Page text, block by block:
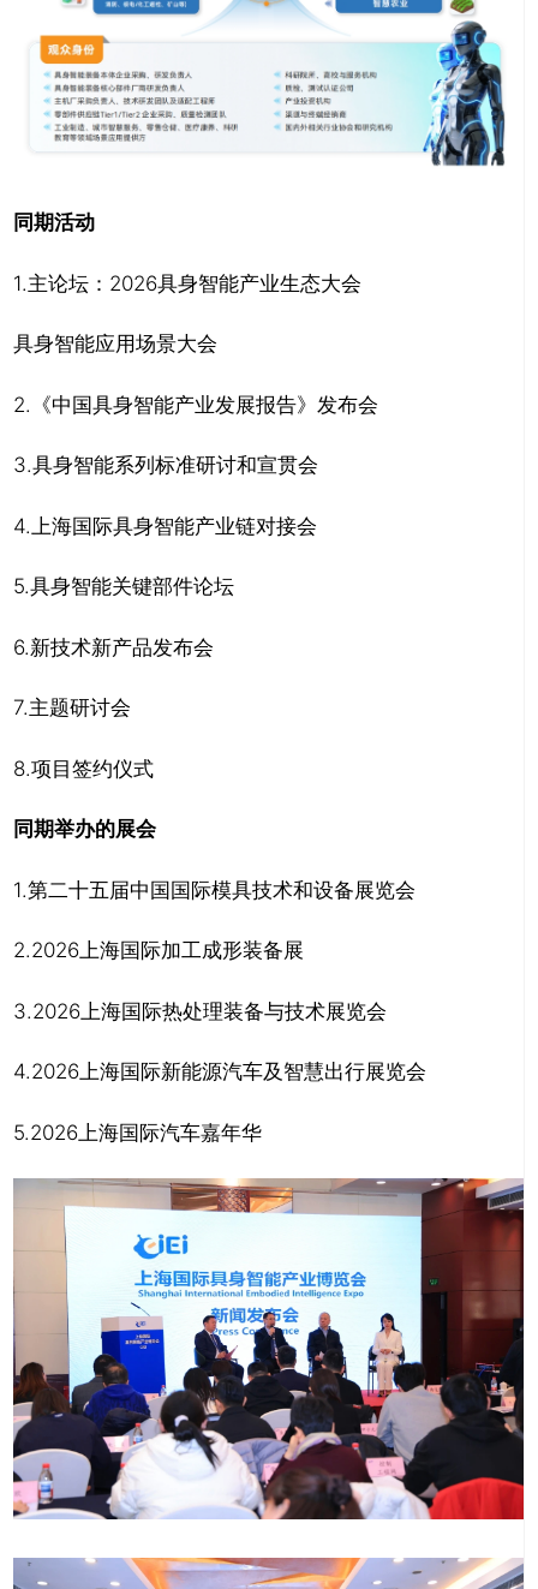
同期活动
1.主论坛：2026具身智能产业生态大会
具身智能应用场景大会
2.《中国具身智能产业发展报告》发布会
3.具身智能系列标准研讨和宣贯会
4.上海国际具身智能产业链对接会
5.具身智能关键部件论坛
6.新技术新产品发布会
7.主题研讨会
8.项目签约仪式
同期举办的展会
1.第二十五届中国国际模具技术和设备展览会
2.2026上海国际加工成形装备展
3.2026上海国际热处理装备与技术展览会
4.2026上海国际新能源汽车及智慧出行展览会
5.2026上海国际汽车嘉年华